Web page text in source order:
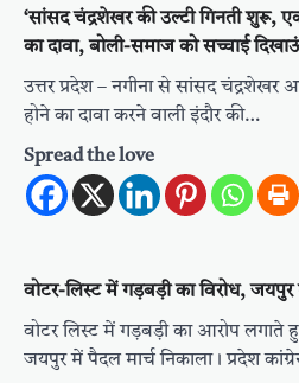
‘सांसद चंद्रशेखर की उल्टी गिनती शुरू,
का दावा, बोली-समाज को सच्चाई
उत्तर प्रदेश – नगीना से सांसद चंद्रशेखर
होने का दावा करने वाली इंदौर की…
Spread the love
वोटर-लिस्ट में गड़बड़ी का विरोध, जयपुर
वोटर लिस्ट में गड़बड़ी का आरोप
जयपुर में पैदल मार्च निकाला। प्रदेश